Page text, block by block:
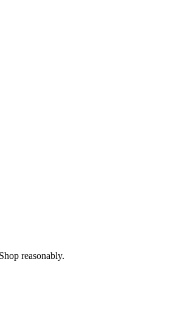
reasonably.